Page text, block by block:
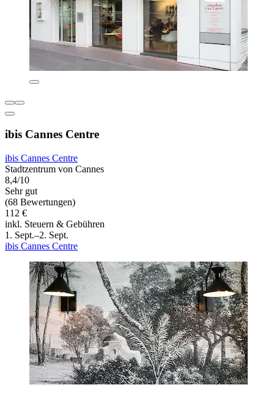
ibis Cannes Centre
ibis Cannes Centre
Stadtzentrum von Cannes
8,4/10
Sehr gut
(68 Bewertungen)
112 €
inkl. Steuern & Gebühren
1. Sept.–2. Sept.
ibis Cannes Centre